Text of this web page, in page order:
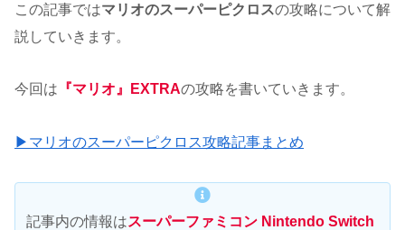
この記事ではマリオのスーパーピクロスの攻略について解
説していきます。
今回は 『マリオ』EXTRAの攻略を書いていきます。
▶マリオのスーパーピクロス攻略記事まとめ
記事内の情報はスーパーファミコン Nintendo Switch